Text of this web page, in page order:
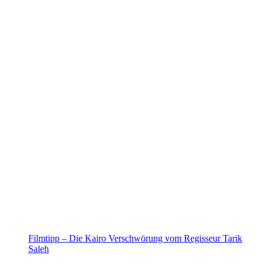
Filmtipp – Die Kairo Verschwörung vom Regisseur Tarik
Saleh